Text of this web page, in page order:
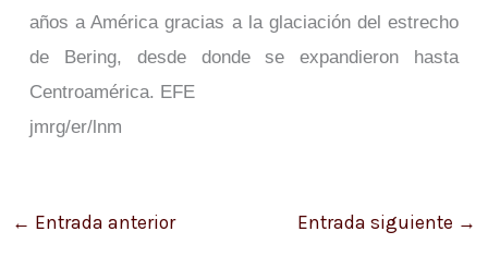
años a América gracias a la glaciación del estrecho
de Bering, desde donde se expandieron hasta
Centroamérica. EFE
jmrg/er/lnm
← Entrada anterior Entrada siguiente →